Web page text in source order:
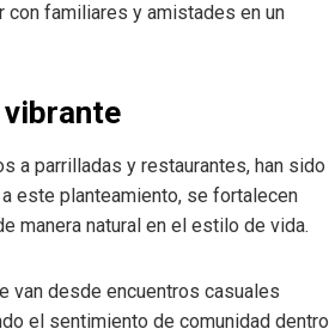
familiares y amistades en un
a parrilladas y restaurantes, han sido
este planteamiento, se fortalecen
manera natural en el estilo de vida.
van desde encuentros casuales
el sentimiento de comunidad dentro